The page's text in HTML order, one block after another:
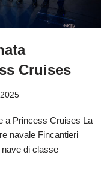
Cruises
a Princess Cruises La
navale Fincantieri
di classe